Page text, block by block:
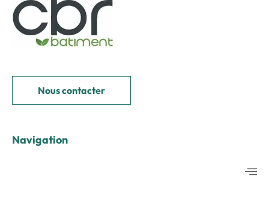
Nous contacter
Navigation